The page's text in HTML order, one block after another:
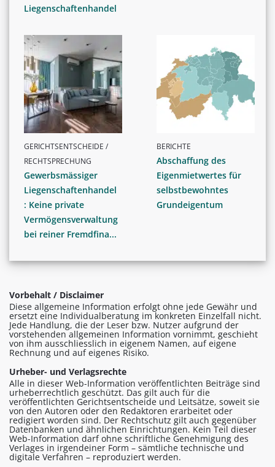
Liegenschaftenhandel
GERICHTSENTSCHEIDE /
RECHTSPRECHUNG
Gewerbsmässiger
Liegenschaftenhandel
: Keine private
Vermögensverwaltung
bei reiner Fremdfina...
BERICHTE
Abschaffung des
Eigenmietwertes für
selbstbewohntes
Grundeigentum
Vorbehalt / Disclaimer
Diese allgemeine Information erfolgt ohne jede Gewähr und
ersetzt eine Individualberatung im konkreten Einzelfall nicht.
Jede Handlung, die der Leser bzw. Nutzer aufgrund der
vorstehenden allgemeinen Information vornimmt, geschieht
von ihm ausschliesslich in eigenem Namen, auf eigene
Rechnung und auf eigenes Risiko.
Urheber- und Verlagsrechte
Alle in dieser Web-Information veröffentlichten Beiträge sind
urheberrechtlich geschützt. Das gilt auch für die
veröffentlichten Gerichtsentscheide und Leitsätze, soweit sie
von den Autoren oder den Redaktoren erarbeitet oder
redigiert worden sind. Der Rechtschutz gilt auch gegenüber
Datenbanken und ähnlichen Einrichtungen. Kein Teil dieser
Web-Information darf ohne schriftliche Genehmigung des
Verlages in irgendeiner Form – sämtliche technische und
digitale Verfahren – reproduziert werden.